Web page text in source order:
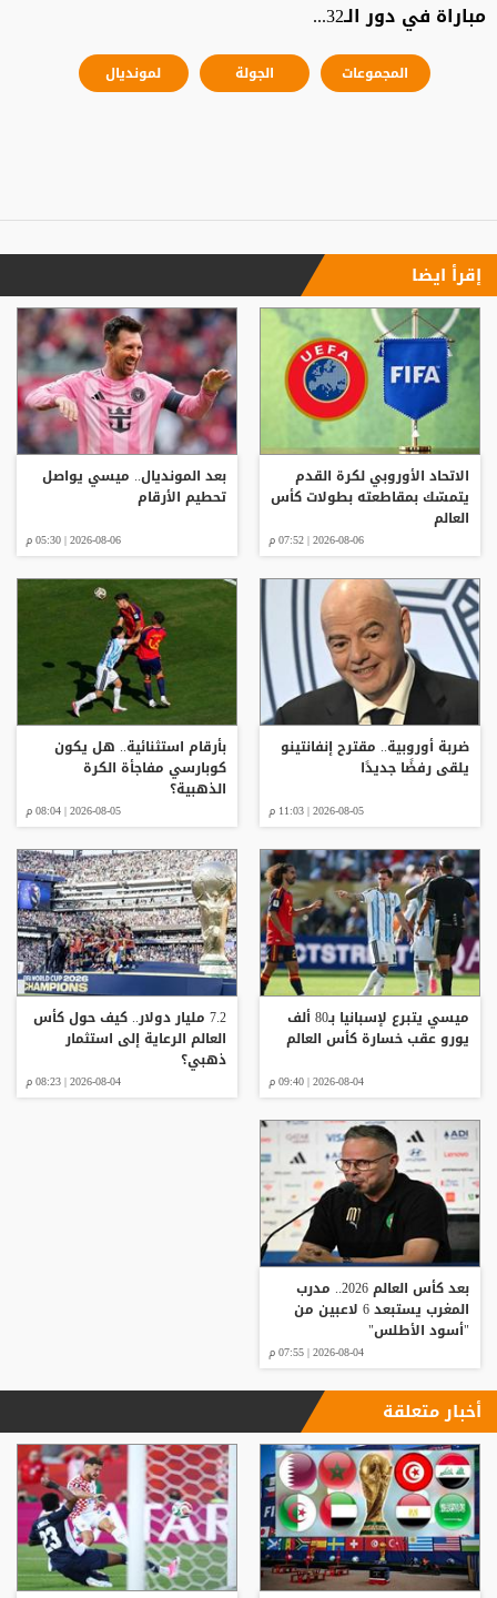
مباراة في دور الـ32...
المجموعات الجولة لمونديال
إقرأ ايضا
الاتحاد الأوروبي لكرة القدم
يتمسّك بمقاطعته بطولات كأس
العالم
2026-08-06 | 07:52 م
بعد المونديال.. ميسي يواصل
تحطيم الأرقام
2026-08-06 | 05:30 م
ضربة أوروبية.. مقترح إنفانتينو
يلقى رفضًا جديدًا
2026-08-05 | 11:03 م
بأرقام استثنائية.. هل يكون
كوبارسي مفاجأة الكرة
الذهبية؟
2026-08-05 | 08:04 م
ميسي يتبرع لإسبانيا بـ80 ألف
يورو عقب خسارة كأس العالم
2026-08-04 | 09:40 م
7.2 مليار دولار.. كيف حول كأس
العالم الرعاية إلى استثمار
ذهبي؟
2026-08-04 | 08:23 م
بعد كأس العالم 2026.. مدرب
المغرب يستبعد 6 لاعبين من
"أسود الأطلس"
2026-08-04 | 07:55 م
أخبار متعلقة